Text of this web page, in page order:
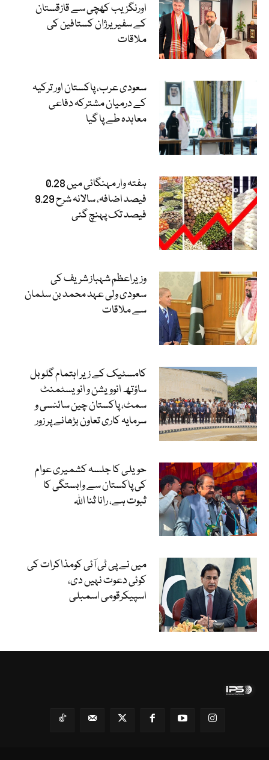
اورنگزیب کھچی سے قازقستان
کے سفیر یرژان کستافین کی
ملاقات
سعودی عرب، پاکستان اور ترکیہ
کے درمیان مشترکہ دفاعی
معاہدہ طے پا گیا
ہفتہ وار مہنگائی میں 0.28
فیصد اضافہ، سالانہ شرح 9.29
فیصد تک پہنچ گئی
وزیراعظم شہباز شریف کی
سعودی ولی عہد محمد بن سلمان
سے ملاقات
کامسٹیک کے زیر اہتمام گلوبل
ساؤتھ انوویشن و انویسٹمنٹ
سمٹ، پاکستان چین سائنسی و
سرمایہ کاری تعاون بڑھانے پر زور
حویلی کا جلسہ کشمیری عوام
کی پاکستان سے وابستگی کا
ثبوت ہے، رانا ثنا اللہ
میں نے پی ٹی آئی کومذاکرات کی
کوئی دعوت نہیں دی،
اسپیکرقومی اسمبلی